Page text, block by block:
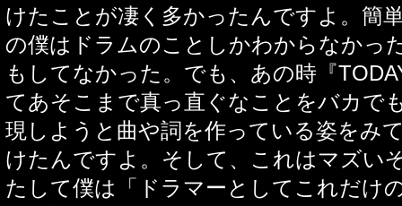
けたことが凄く多かったんですよ。簡
の僕はドラムのことしかわからなかっ
もしてなかった。でも、あの時『
てあそこまで真っ直ぐなことをバカで
現しようと曲や詞を作っている姿をみ
けたんですよ。そして、これはマズい
たして僕は「ドラマーとしてこれだけ